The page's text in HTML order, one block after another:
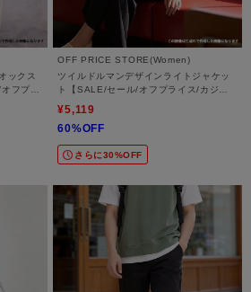
ックス
フプラ
OFF PRICE STORE(Women)
ツイルドルマンデザインライトジャケッ
ト【SALE/セール/オフプライス/カジュ
¥5,119
60%OFF
さらに30%OFF